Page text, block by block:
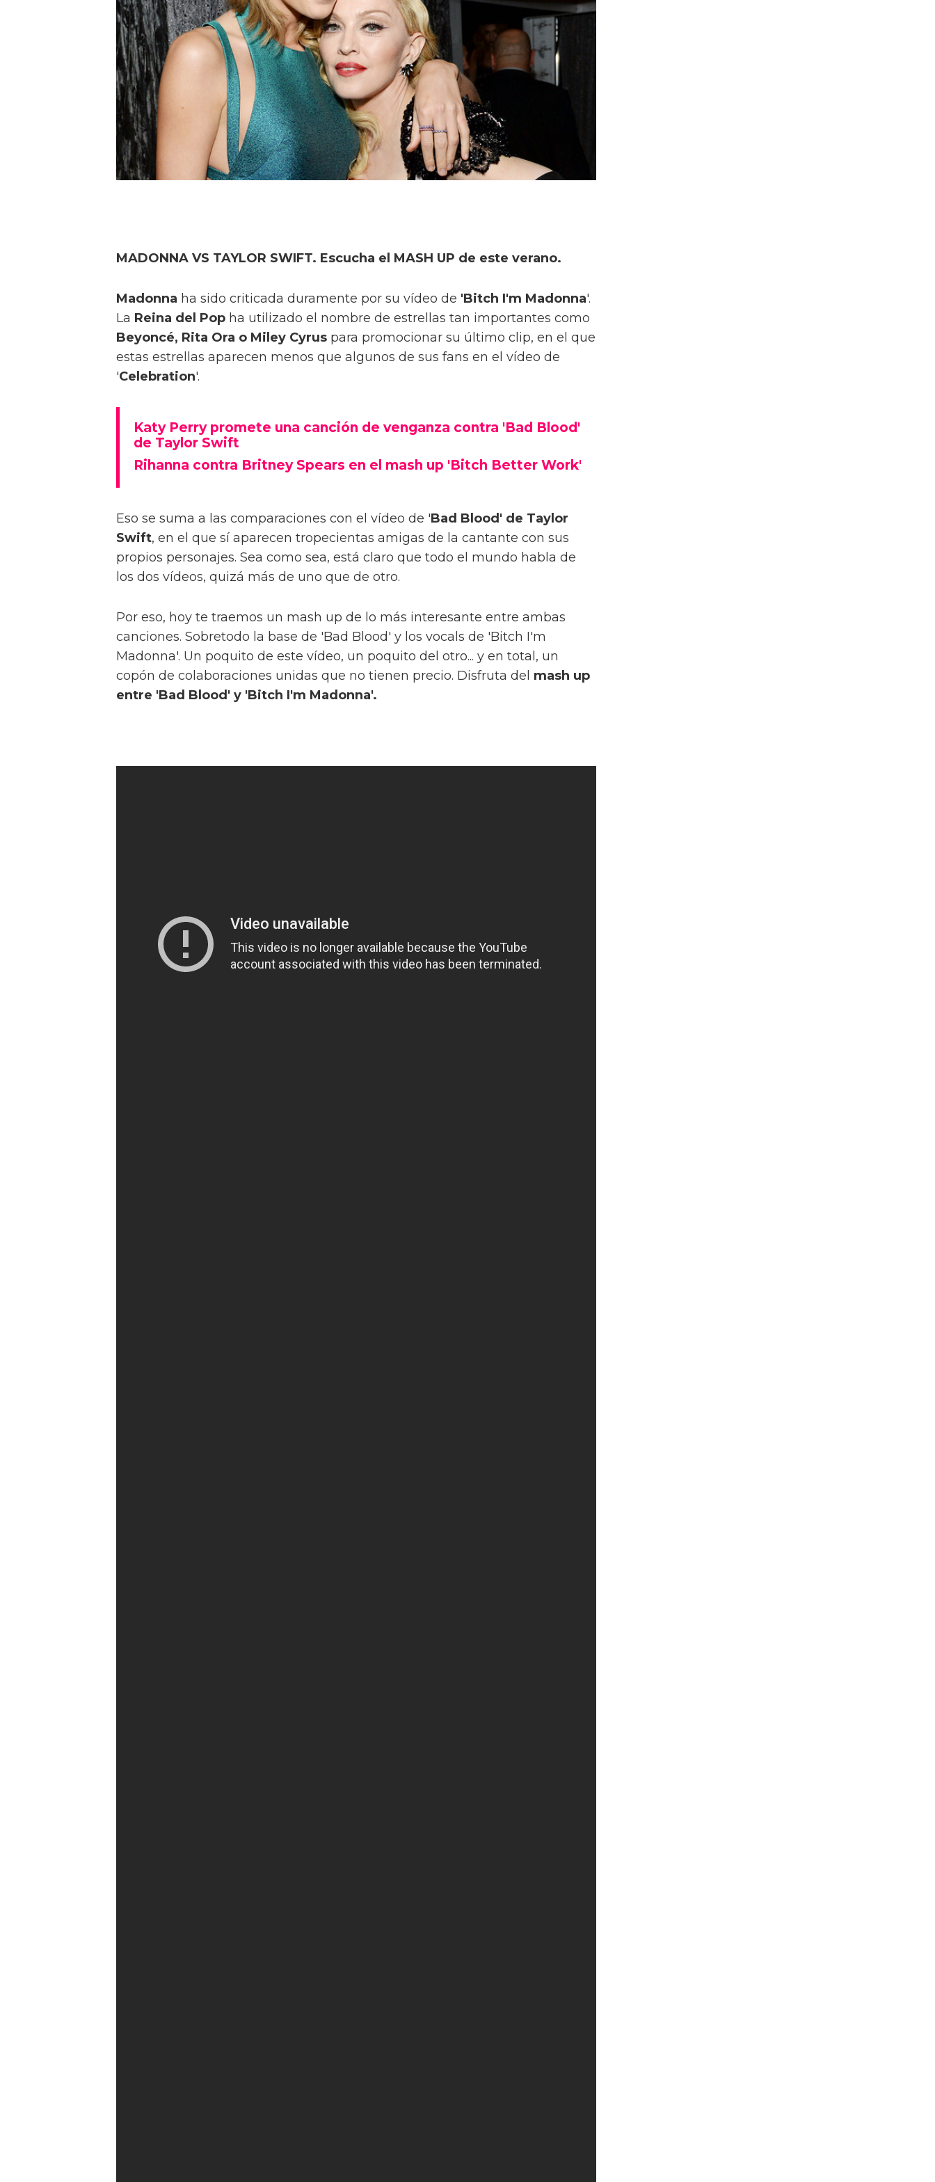
MADONNA VS TAYLOR SWIFT. Escucha el MASH UP de este verano.
Madonna ha sido criticada duramente por su vídeo de 'Bitch I'm Madonna'.
La Reina del Pop ha utilizado el nombre de estrellas tan importantes como
Beyoncé, Rita Ora o Miley Cyrus para promocionar su último clip, en el que
estas estrellas aparecen menos que algunos de sus fans en el vídeo de
'Celebration'.
Katy Perry promete una canción de venganza contra 'Bad Blood'
de Taylor Swift
Rihanna contra Britney Spears en el mash up 'Bitch Better Work'
Eso se suma a las comparaciones con el vídeo de 'Bad Blood' de Taylor
Swift, en el que sí aparecen tropecientas amigas de la cantante con sus
propios personajes. Sea como sea, está claro que todo el mundo habla de
los dos vídeos, quizá más de uno que de otro.
Por eso, hoy te traemos un mash up de lo más interesante entre ambas
canciones. Sobretodo la base de 'Bad Blood' y los vocals de 'Bitch I'm
Madonna'. Un poquito de este vídeo, un poquito del otro... y en total, un
copón de colaboraciones unidas que no tienen precio. Disfruta del mash up
entre 'Bad Blood' y 'Bitch I'm Madonna'.